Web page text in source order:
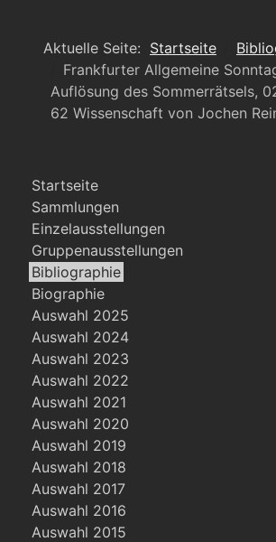
Aktuelle Seite: Startseite
Frankfurter Allgemeine
Auflösung des Sommerrätsels,
62 Wissenschaft von Jochen
Startseite
Sammlungen
Einzelausstellungen
Gruppenausstellungen
Bibliographie
Biographie
Auswahl 2025
Auswahl 2024
Auswahl 2023
Auswahl 2022
Auswahl 2021
Auswahl 2020
Auswahl 2019
Auswahl 2018
Auswahl 2017
Auswahl 2016
Auswahl 2015